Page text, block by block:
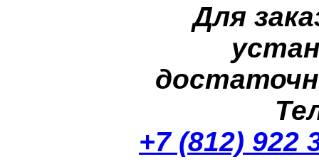
Для
+7 (812) 922